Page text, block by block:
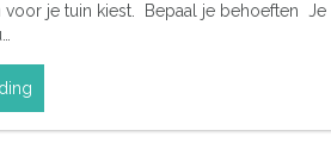
voor je tuin kiest. Bepaal je behoeften Je